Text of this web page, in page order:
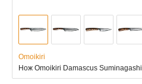
Omoikiri
Нож Omoikiri Damascus Suminagashi